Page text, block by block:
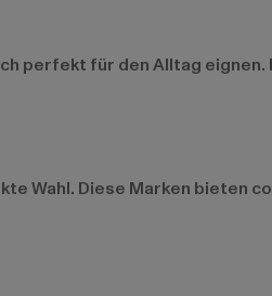
perfekt für den Alltag
Wahl. Diese Marken bieten